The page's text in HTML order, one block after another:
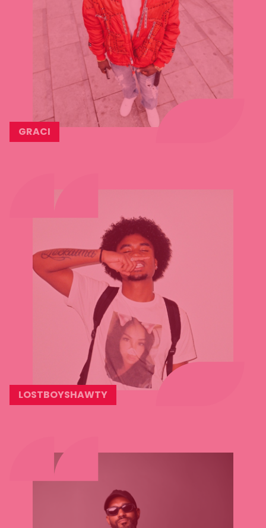
GRACI
Lees
meer
LOSTBOYSHAWTY
Lees
meer